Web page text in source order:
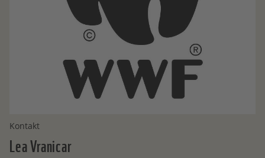
Kontakt
LeaVranicar